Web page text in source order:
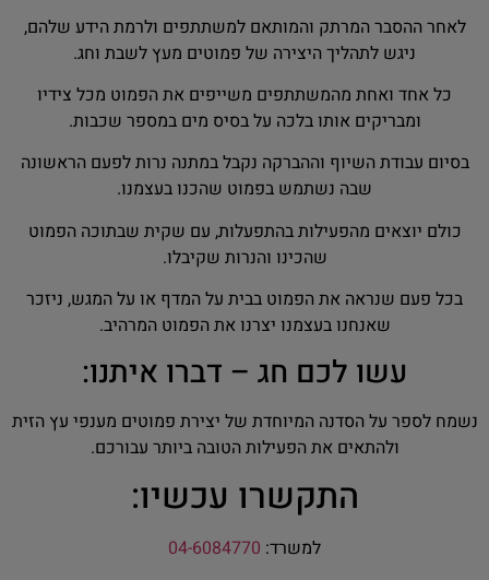
לאחר ההסבר המרתק והמותאם למשתתפים ולרמת הידע שלהם,
ניגש לתהליך היצירה של פמוטים מעץ לשבת וחג.
כל אחד ואחת מהמשתתפים משייפים את הפמוט מכל צידיו
ומבריקים אותו בלכה על בסיס מים במספר שכבות.
בסיום עבודת השיוף וההברקה נקבל במתנה נרות לפעם הראשונה
שבה נשתמש בפמוט שהכנו בעצמנו.
כולם יוצאים מהפעילות בהתפעלות, עם שקית שבתוכה הפמוט
שהכינו והנרות שקיבלו.
בכל פעם שנראה את הפמוט בבית על המדף או על המגש, ניזכר
שאנחנו בעצמנו יצרנו את הפמוט המרהיב.
עשו לכם חג – דברו איתנו:
נשמח לספר על הסדנה המיוחדת של יצירת פמוטים מענפי עץ הזית
ולהתאים את הפעילות הטובה ביותר עבורכם.
התקשרו עכשיו:
למשרד: 04-6084770